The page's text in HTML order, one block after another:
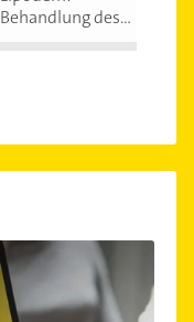
Behandlung des